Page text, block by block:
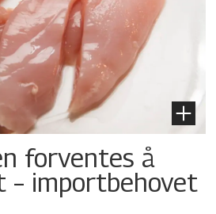
forventes å
– importbehovet